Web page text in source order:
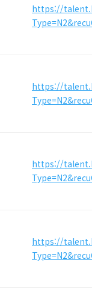
https://
https://
https://
https://